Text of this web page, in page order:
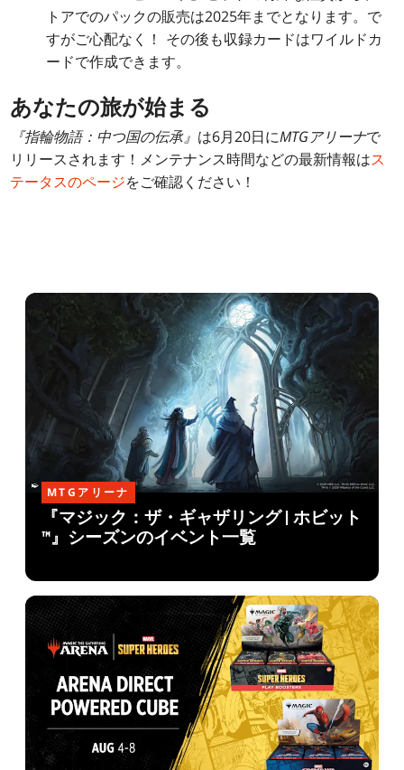
トアでのパックの販売は2025年までとなります。で
すがご心配なく！ その後も収録カードはワイルドカ
ードで作成できます。
あなたの旅が始まる
『指輪物語：中つ国の伝承』 は6月20日にMTGアリーナで
リリースされます！メンテナンス時間などの最新情報はス
テータスのページをご確認ください！
MTGアリーナ
『マジック：ザ・ギャザリング | ホビット
™』シーズンのイベント一覧